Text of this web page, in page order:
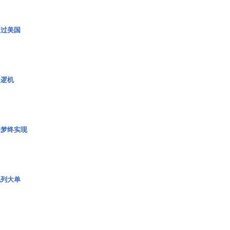
美国
机
终实现
大单